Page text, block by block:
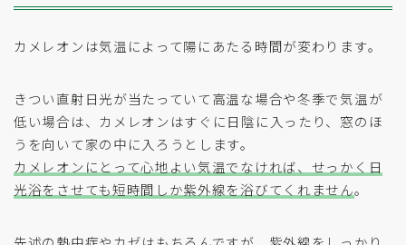
カメレオンは気温によって陽にあたる時間が変わります。
きつい直射日光が当たっていて高温な場合や冬季で気温が
低い場合は、カメレオンはすぐに日陰に入ったり、窓のほ
うを向いて家の中に入ろうとします。
カメレオンにとって心地よい気温でなければ、せっかく日
光浴をさせても短時間しか紫外線を浴びてくれません。